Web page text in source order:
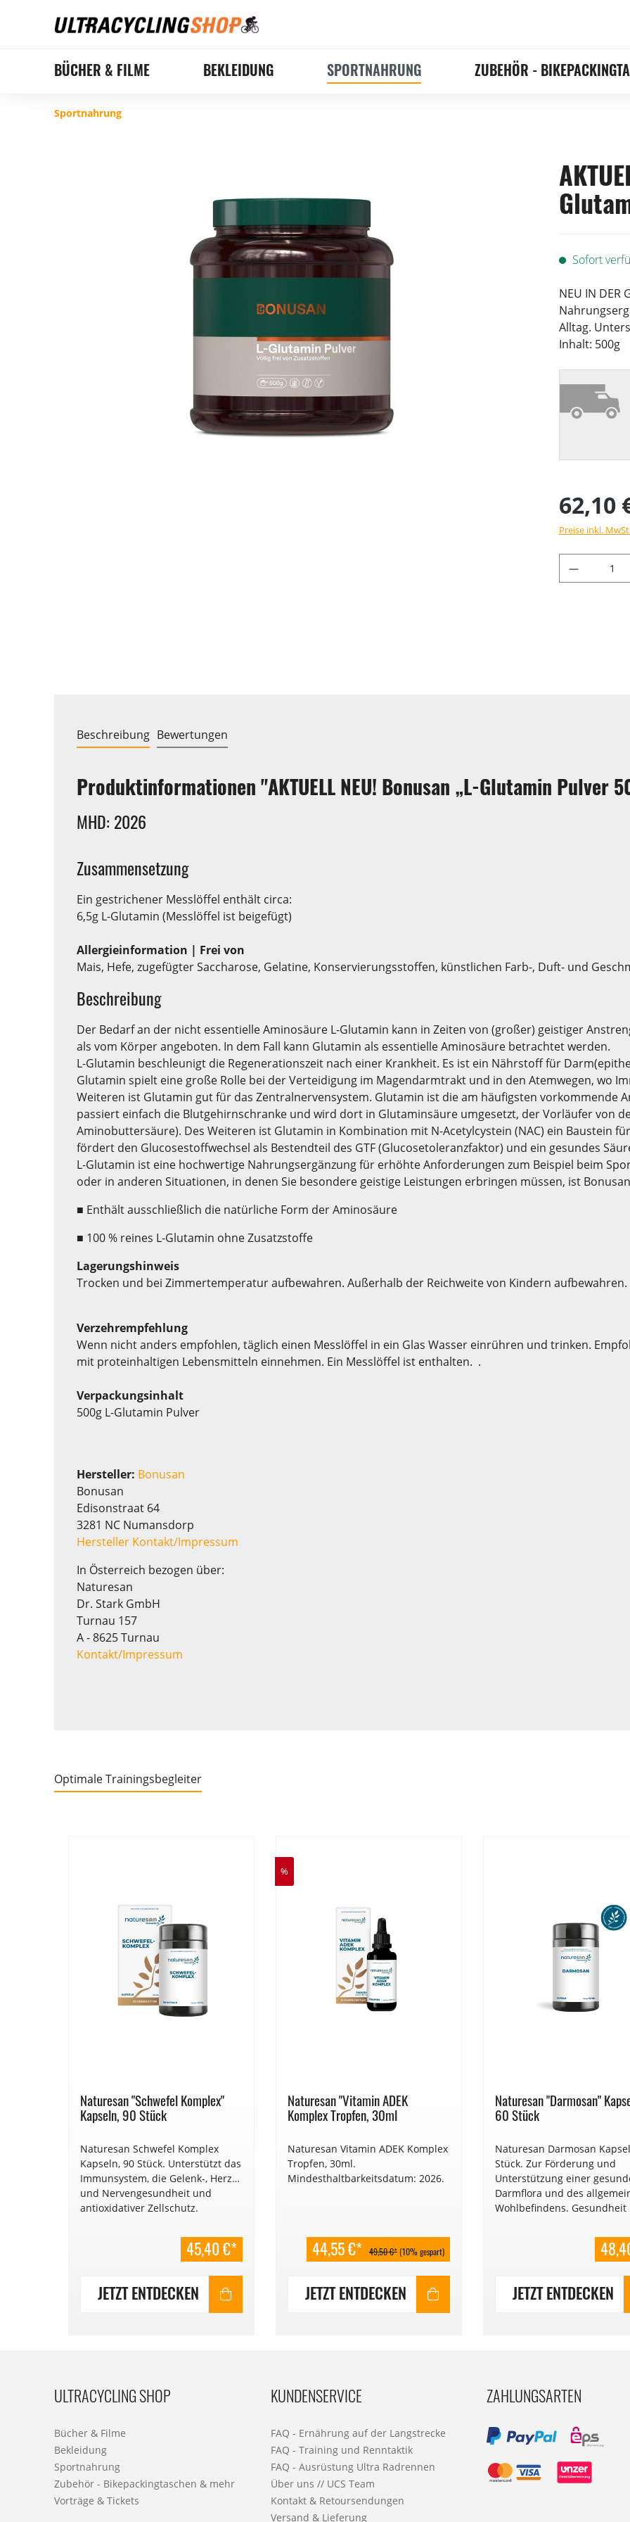
BÜCHER & FILME BEKLEIDUNG SPORTNAHRUNG ZUBEHÖR -
Sportnahrung
Sofort
NEU IN DER
Alltag.
Inhalt: 500g
62,10
Preise inkl.
Beschreibung Bewertungen
Produktinformationen "AKTUELL NEU! Bonusan „L-Glutamin Pulver
MHD: 2026
Zusammensetzung
Ein gestrichener Messlöffel enthält circa:
6,5g L-Glutamin (Messlöffel ist beigefügt)
Allergieinformation | Frei von
Mais, Hefe, zugefügter Saccharose, Gelatine, Konservierungsstoffen, künstlichen Farb-, Duft- und
Beschreibung
Der Bedarf an der nicht essentielle Aminosäure L-Glutamin kann in Zeiten von (großer) geistiger
als vom Körper angeboten. In dem Fall kann Glutamin als essentielle Aminosäure betrachtet werden.
L-Glutamin beschleunigt die Regenerationszeit nach einer Krankheit. Es ist ein Nährstoff für
Glutamin spielt eine große Rolle bei der Verteidigung im Magendarmtrakt und in den Atemwegen, wo
Weiteren ist Glutamin gut für das Zentralnervensystem. Glutamin ist die am häufigsten vorkommende
passiert einfach die Blutgehirnschranke und wird dort in Glutaminsäure umgesetzt, der Vorläufer von
Aminobuttersäure). Des Weiteren ist Glutamin in Kombination mit N-Acetylcystein (NAC) ein Baustein
fördert den Glucosestoffwechsel als Bestendteil des GTF (Glucosetoleranzfaktor) und ein gesundes
L-Glutamin ist eine hochwertige Nahrungsergänzung für erhöhte Anforderungen zum Beispiel beim
oder in anderen Situationen, in denen Sie besondere geistige Leistungen erbringen müssen, ist
■ Enthält ausschließlich die natürliche Form der Aminosäure
■ 100 % reines L-Glutamin ohne Zusatzstoffe
Lagerungshinweis
Trocken und bei Zimmertemperatur aufbewahren. Außerhalb der Reichweite von Kindern aufbewahren.
Verzehrempfehlung
Wenn nicht anders empfohlen, täglich einen Messlöffel in ein Glas Wasser einrühren und trinken.
mit proteinhaltigen Lebensmitteln einnehmen. Ein Messlöffel ist enthalten. .
Verpackungsinhalt
500g L-Glutamin Pulver
Hersteller: Bonusan
Bonusan
Edisonstraat 64
3281 NC Numansdorp
Hersteller Kontakt/Impressum
In Österreich bezogen über:
Naturesan
Dr. Stark GmbH
Turnau 157
A - 8625 Turnau
Kontakt/Impressum
Optimale Trainingsbegleiter
Naturesan "Schwefel Komplex"
Kapseln, 90 Stück
Naturesan Schwefel Komplex
Kapseln, 90 Stück. Unterstützt das
Immunsystem, die Gelenk-, Herz-
und Nervengesundheit und
antioxidativer Zellschutz.
Mindesthaltbarkeitsdatum: 2026.
45,40 €*
JETZT ENTDECKEN
%
Naturesan "Vitamin ADEK
Komplex Tropfen, 30ml
Naturesan Vitamin ADEK Komplex
Tropfen, 30ml.
Mindesthaltbarkeitsdatum: 2026.
44,55 €* 49,50 €*(10% gespart)
JETZT ENTDECKEN
Naturesan "Darmosan"
60 Stück
Naturesan Darmosan
Stück. Zur Förderung und
Unterstützung einer
Darmflora und des
Wohlbefindens. Gesundheit
Mindesthaltbarkeitsdatum:
JETZT ENTDECKEN
ULTRACYCLING SHOP
Bücher & Filme
Bekleidung
Sportnahrung
Zubehör - Bikepackingtaschen & mehr
Vorträge & Tickets
KUNDENSERVICE
FAQ - Ernährung auf der Langstrecke
FAQ - Training und Renntaktik
FAQ - Ausrüstung Ultra Radrennen
Über uns // UCS Team
Kontakt & Retoursendungen
Versand & Lieferung
ZAHLUNGSARTEN